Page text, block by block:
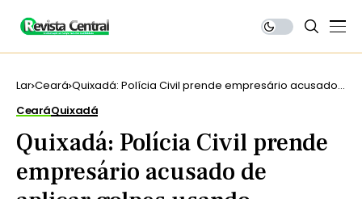
Lar Ceará Quixadá: Polícia Civil prende empresário acusado
bancário
CearáQuixadá
Quixadá: Polícia Civil prende
empresário acusado de